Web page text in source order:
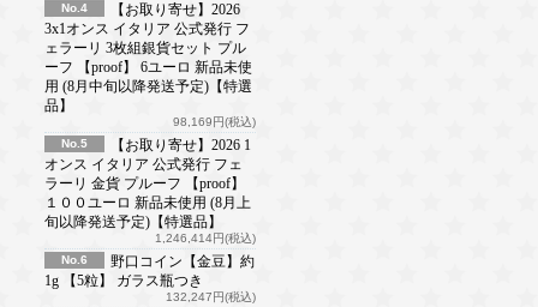
No.4
【お取り寄せ】2026
3x1オンス イタリア 公式発行 フ
ェラーリ 3枚組銀貨セット プル
ーフ 【proof】 6ユーロ 新品未使
用 (8月中旬以降発送予定)【特選
品】
98,169円(税込)
No.5
【お取り寄せ】2026 1
オンス イタリア 公式発行 フェ
ラーリ 金貨 プルーフ 【proof】
１００ユーロ 新品未使用 (8月上
旬以降発送予定)【特選品】
1,246,414円(税込)
No.6
野口コイン【金豆】約
1g 【5粒】 ガラス瓶つき
132,247円(税込)